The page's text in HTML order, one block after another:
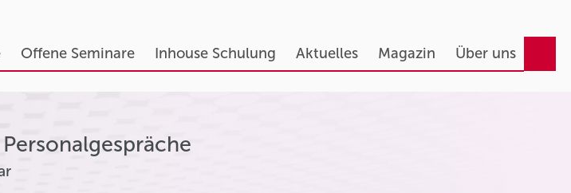
Offene Seminare Inhouse Schulung Aktuelles Magazin Über uns